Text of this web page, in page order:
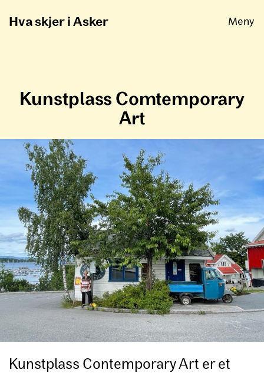
Hva skjer i Asker Meny
Kunstplass Comtemporary
Art
Kunstplass Contemporary Art er et